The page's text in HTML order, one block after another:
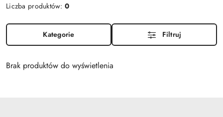
Liczba produktów:0
Kategorie Filtruj
Brak produktów do wyświetlenia